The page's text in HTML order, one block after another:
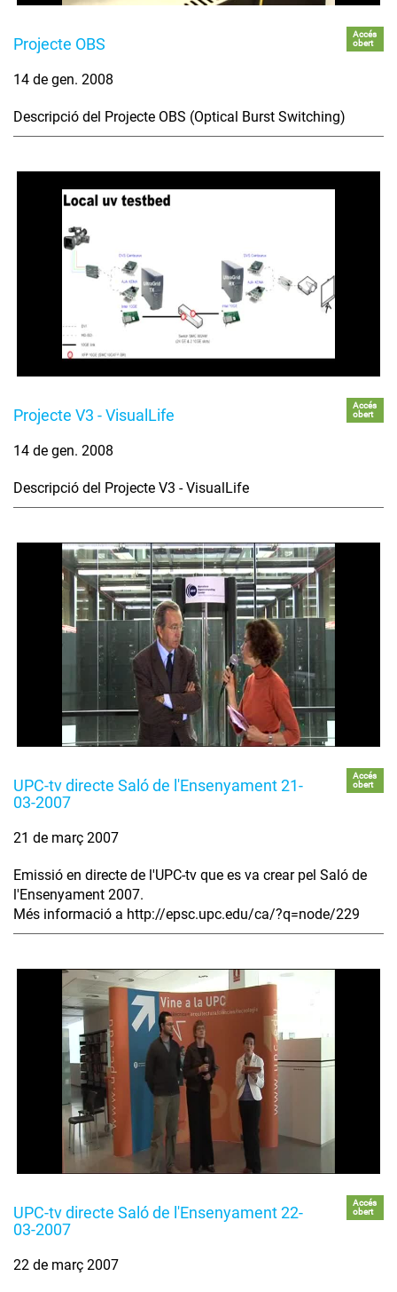
Projecte OBS
Accés
obert
14 de gen. 2008
Descripció del Projecte OBS (Optical Burst Switching)
Projecte V3 - VisualLife
Accés
obert
14 de gen. 2008
Descripció del Projecte V3 - VisualLife
UPC-tv directe Saló de l'Ensenyament 21-
03-2007
Accés
obert
21 de març 2007
Emissió en directe de l'UPC-tv que es va crear pel Saló de
l'Ensenyament 2007.
Més informació a http://epsc.upc.edu/ca/?q=node/229
UPC-tv directe Saló de l'Ensenyament 22-
03-2007
Accés
obert
22 de març 2007